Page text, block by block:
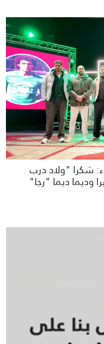
شكرا "ولاد درب
وديما ديما "رجا"